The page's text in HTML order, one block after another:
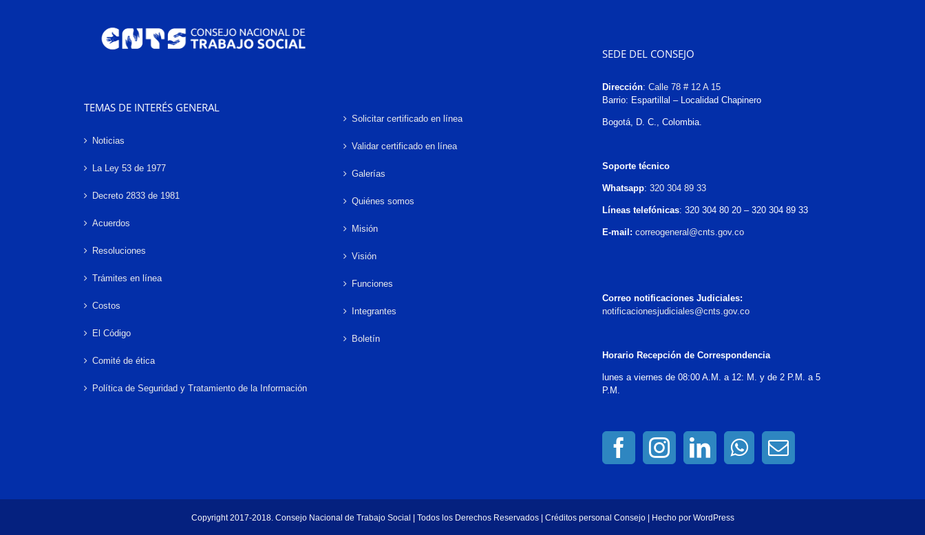
TEMAS DE INTERÉS GENERAL
Noticias
La Ley 53 de 1977
Decreto 2833 de 1981
Acuerdos
Resoluciones
Trámites en línea
Costos
El Código
Comité de ética
Política de Seguridad y Tratamiento de la Información
Solicitar certificado en línea
Validar certificado en línea
Galerías
Quiénes somos
Misión
Visión
Funciones
Integrantes
Boletín
SEDE DEL CONSEJO
Dirección:Calle 78 # 12 A 15
Barrio: Espartillal – Localidad Chapinero
Bogotá, D. C., Colombia.
Soporte técnico
Whatsapp:320 304 89 33
Líneas telefónicas: 320 304 80 20 – 320 304 89 33
E-mail: correogeneral@cnts.gov.co
Correo notificaciones Judiciales:
notificacionesjudiciales@cnts.gov.co
Horario Recepción de Correspondencia
lunes a viernes de 08:00 A.M. a 12: M. y de 2 P.M. a 5
P.M.
Copyright 2017-2018. Consejo Nacional de Trabajo Social | Todos los Derechos Reservados | Créditos personal Consejo | Hecho por WordPress